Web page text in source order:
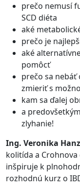
prečo nemusí
SCD diéta
aké
prečo je
aké
pomôcť
prečo sa nebáť
zmieriť s
kam sa ďalej
a
zlyhanie!
Ing. Veronika
kolitída a
inšpiruje k
rozhodnú kurz o